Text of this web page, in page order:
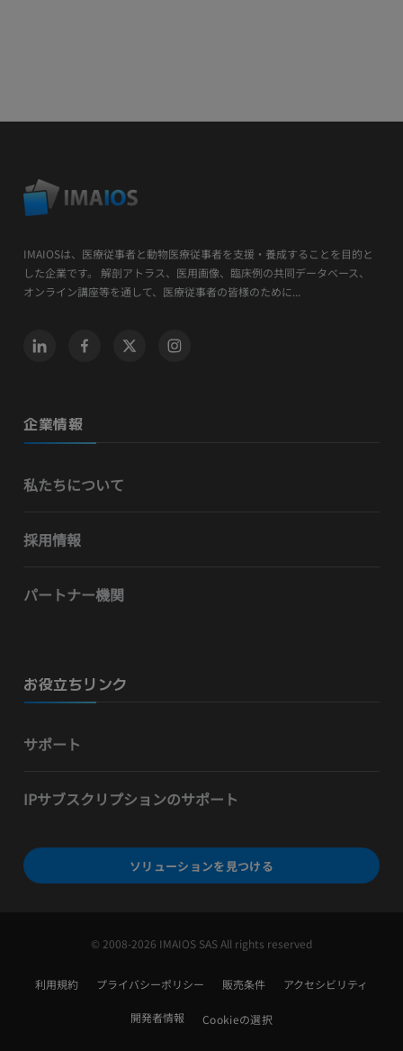
IMAIOSは、医療従事者と動物医療従事者を支援・養成することを目的と
した企業です。 解剖アトラス、医用画像、臨床例の共同データベース、
オンライン講座等を通して、医療従事者の皆様のために...
企業情報
私たちについて
採用情報
パートナー機関
お役立ちリンク
サポート
IPサブスクリプションのサポート
ソリューションを見つける
© 2008-2026 IMAIOS SAS All rights reserved
利用規約 プライバシーポリシー 販売条件 アクセシビリティ
開発者情報 Cookieの選択